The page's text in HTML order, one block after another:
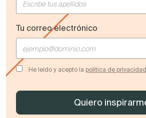
Tu correo electrónico
He leído y acepto la política de privacidad